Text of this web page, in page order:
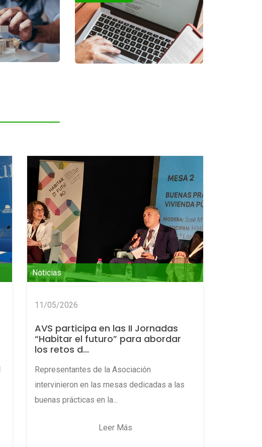
Noticias
11/05/2026
AVS participa en las II Jornadas
“Habitar el futuro” para abordar
los retos d...
Representantes de la Asociación
intervinieron en las mesas dedicadas a las
buenas prácticas en la...
Leer Más